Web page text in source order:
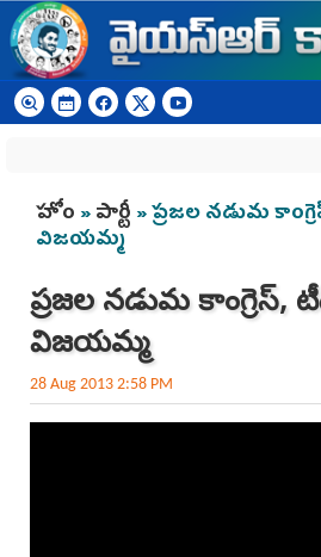
Skip to main content
You are here
హోం »పార్టీ » ప్రజల నడుమ
విజయమ్మ
ప్రజల నడుమ కాంగ్రెస్,
విజయమ్మ
28 Aug 2013 2:58 PM